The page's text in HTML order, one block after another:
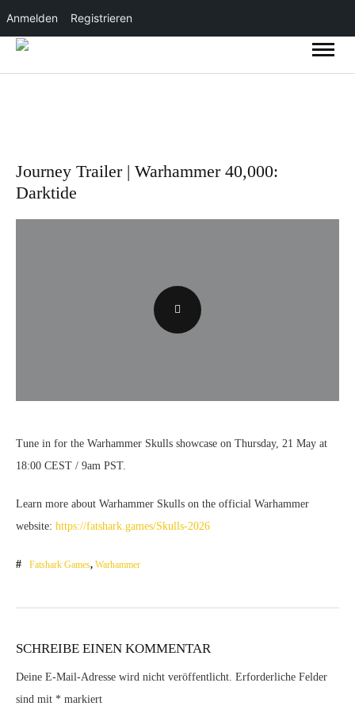
Anmelden Registrieren
Journey Trailer | Warhammer 40,000:
Darktide
Tune in for the Warhammer Skulls showcase on Thursday, 21 May at
18:00 CEST / 9am PST.
Learn more about Warhammer Skulls on the official Warhammer
website: https://fatshark.games/Skulls-2026
Fatshark Games, Warhammer
SCHREIBE EINEN KOMMENTAR
Deine E-Mail-Adresse wird nicht veröffentlicht. Erforderliche Felder
sind mit * markiert